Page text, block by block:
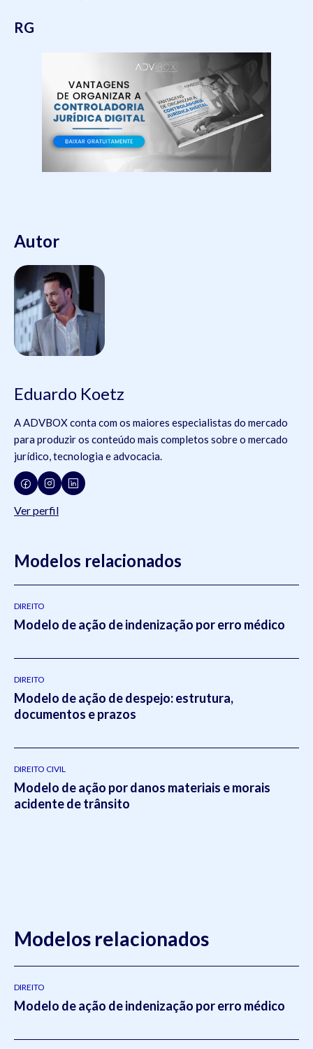
RG
Autor
Eduardo Koetz
A ADVBOX conta com os maiores especialistas do mercado
para produzir os conteúdo mais completos sobre o mercado
jurídico, tecnologia e advocacia.
Ver perfil
Modelos relacionados
DIREITO
Modelo de ação de indenização por erro médico
DIREITO
Modelo de ação de despejo: estrutura,
documentos e prazos
DIREITO CIVIL
Modelo de ação por danos materiais e morais
acidente de trânsito
Modelos relacionados
DIREITO
Modelo de ação de indenização por erro médico